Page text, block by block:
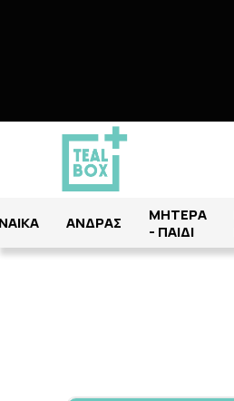
ΑΝΔΡΑΣ
ΜΗΤΕΡΑ
- ΠΑΙΔΙ